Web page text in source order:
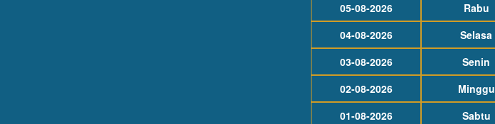
05-08-2026
Rabu
04-08-2026
Selasa
03-08-2026
Senin
02-08-2026
Minggu
01-08-2026
Sabtu